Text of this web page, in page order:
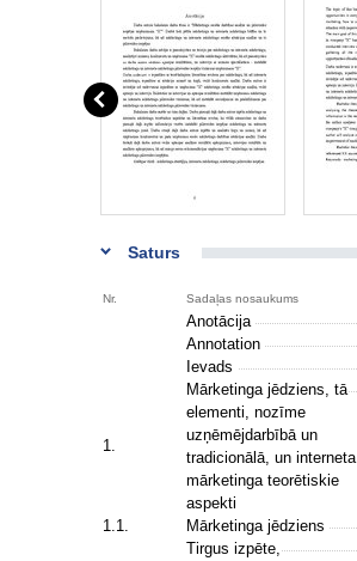
Saturs
Nr. Sadaļas nosaukums
Anotācija
Annotation
Ievads
1.
Mārketinga jēdziens, tā
elementi, nozīme
uzņēmējdarbībā un
tradicionālā, un interneta
mārketinga teorētiskie
aspekti
1.1. Mārketinga jēdziens
Tirgus izpēte,